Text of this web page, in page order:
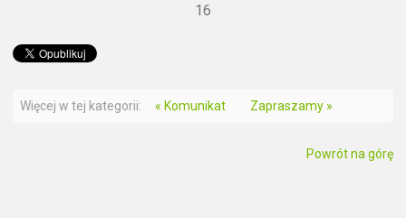
16
Więcej w tej kategorii: « Komunikat Zapraszamy »
Powrót na górę